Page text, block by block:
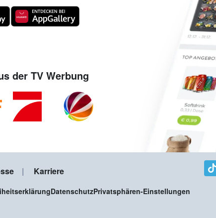
der TV Werbung
Karriere
DatenschutzPrivatsphären-Einstellungen